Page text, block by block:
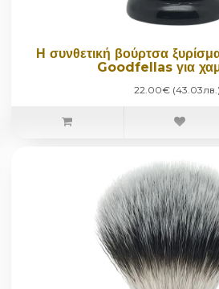
Η συνθετική βούρτσα
Goodfellas για
22.00€ (43.03лв.)